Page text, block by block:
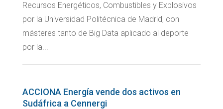
Recursos Energéticos, Combustibles y Explosivos
por la Universidad Politécnica de Madrid, con
másteres tanto de Big Data aplicado al deporte
por la...
ACCIONA Energía vende dos activos en
Sudáfrica a Cennergi